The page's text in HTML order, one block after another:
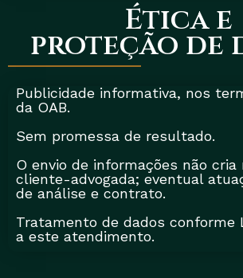
Ética e
proteção de
Publicidade informativa, nos
da OAB.
Sem promessa de resultado.
O envio de informações não cria
cliente-advogada; eventual
de análise e contrato.
Tratamento de dados conforme
a este atendimento.